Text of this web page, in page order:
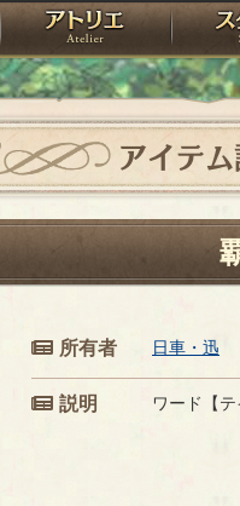
ローレット アトリエ
アイテ
所有者 日車・迅
説明 ワード【テ